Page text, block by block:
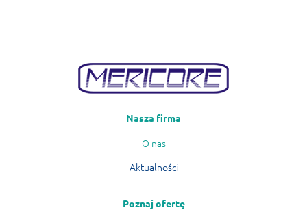
Nasza firma
O nas
Aktualności
Poznaj ofertę